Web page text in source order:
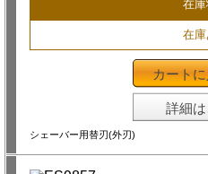
在
在庫
カート
詳細
シェーバー用替刃(外刃)